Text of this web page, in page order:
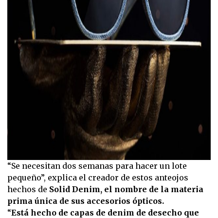
“Se necesitan dos semanas para hacer un lote
pequeño”, explica el creador de estos anteojos
hechos de Solid Denim, el nombre de la materia
prima única de sus accesorios ópticos.
“Está hecho de capas de denim de desecho que